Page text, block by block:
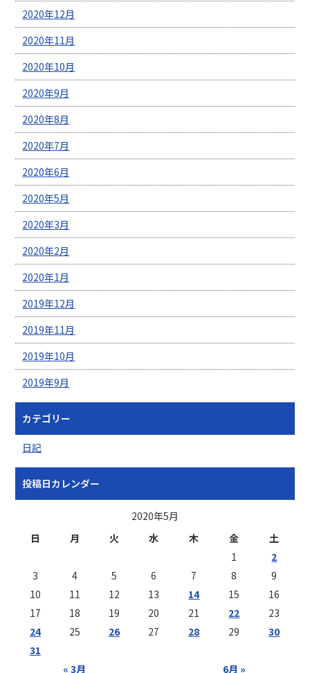
2020年12月
2020年11月
2020年10月
2020年9月
2020年8月
2020年7月
2020年6月
2020年5月
2020年3月
2020年2月
2020年1月
2019年12月
2019年11月
2019年10月
2019年9月
カテゴリー
日記
投稿日カレンダー
2020年5月
日
月 火 水 木 金 土
« 3月 6月 »
1
2
3
4 5 6 7 8
9
10
11 12 13 14 15
16
17
18 19 20 21 22
23
24
25 26 27 28 29
30
31